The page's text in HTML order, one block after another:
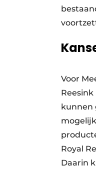
Voor
kunnen
Royal
Daarin